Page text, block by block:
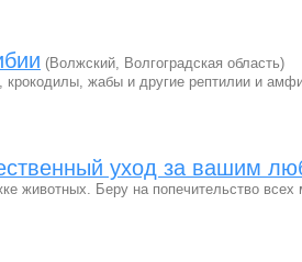
(Волжский, Волгоградская область)
жабы и другие рептилии и
уход за вашим
животных. Беру на попечительство